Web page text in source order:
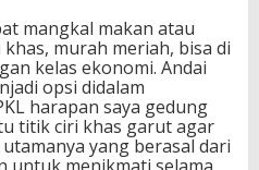
mangkal makan atau
murah meriah, bisa di
kelas ekonomi. Andai
opsi didalam
harapan saya gedung
titik ciri khas garut agar
yang berasal dari